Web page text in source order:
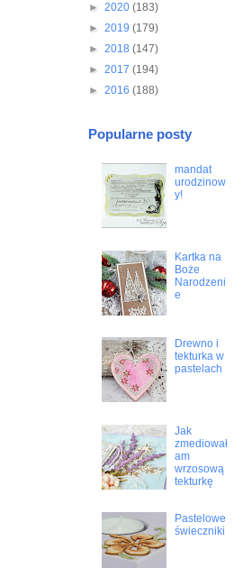
► 2020 (183)
► 2019 (179)
► 2018 (147)
► 2017 (194)
► 2016 (188)
Popularne posty
mandat
urodzinow
y!
Kartka na
Boże
Narodzeni
e
Drewno i
tekturka w
pastelach
Jak
zmediował
am
wrzosową
tekturkę
Pastelowe
świeczniki